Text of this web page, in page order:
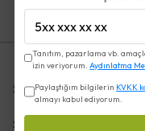
Sözleşmeler
Sipariş
Tanıtım, pazarlama vb.
izin veriyorum.Aydınlatma
Paylaştığım bilgilerin KVKK
almayı kabul ediyorum.